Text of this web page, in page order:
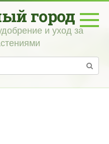
город
и уход за